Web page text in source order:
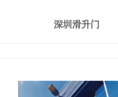
深圳滑升门